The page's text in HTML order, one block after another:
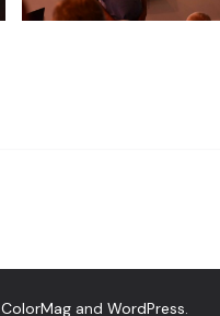
ColorMag and WordPress.